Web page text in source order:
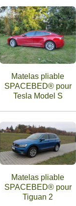
Matelas pliable
SPACEBED® pour
Tesla Model S
Matelas pliable
SPACEBED® pour
Tiguan 2